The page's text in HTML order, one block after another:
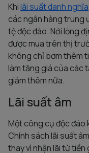
Khilãi suất danh nghĩa
các ngân hàng trung
tệ độc đáo. Nới lỏng
được mua trên thị
không chỉ bơm thêm
làm tăng giá của các
giảm thêm nữa.
Lãi suất âm
Một công cụ độc đáo
Chính sách lãi suất
thay vì nhận lãi từ tiền